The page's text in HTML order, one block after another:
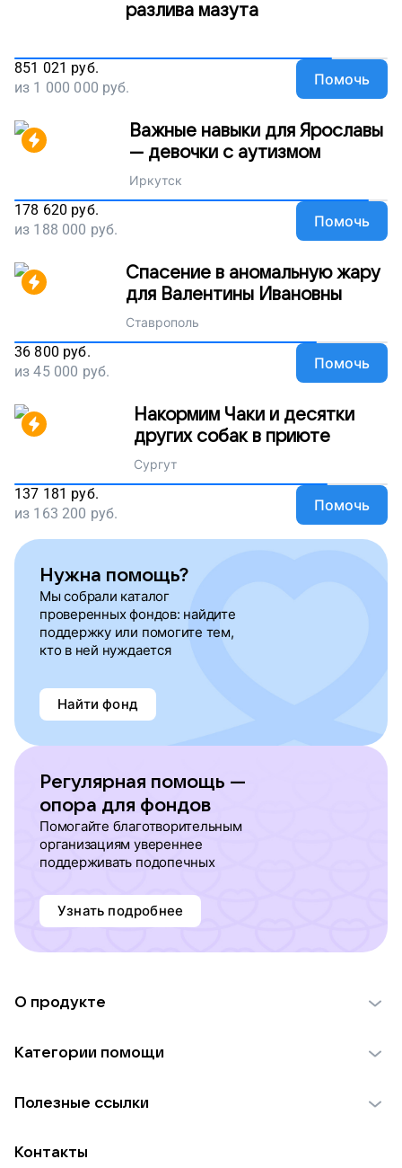
разлива мазута
851 021 руб.
из 1 000 000 руб. Помочь
Важные навыки для Ярославы
— девочки с аутизмом
Иркутск
178 620 руб.
из 188 000 руб. Помочь
Спасение в аномальную жару
для Валентины Ивановны
Ставрополь
36 800 руб.
из45 000 руб. Помочь
Накормим Чаки и десятки
других собак в приюте
Сургут
137 181 руб.
из 163 200 руб. Помочь
Нужна помощь?
Мы собрали каталог
проверенных фондов: найдите
поддержку или помогите тем,
кто в ней нуждается
Найти фонд
Регулярная помощь —
опора для фондов
Помогайте благотворительным
организациям увереннее
поддерживать подопечных
Узнать подробнее
О продукте
Использование материалов
Для НКО
Категории помощи
Пожилым
Полезные ссылки
Контакты